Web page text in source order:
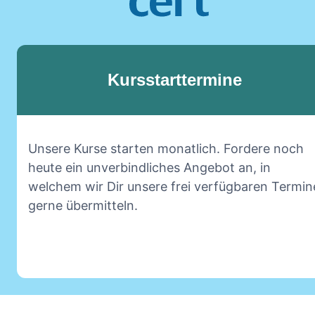
Kursstarttermine
Unsere Kurse starten monatlich. Fordere noch
heute ein unverbindliches Angebot an, in
welchem wir Dir unsere frei verfügbaren
gerne übermitteln.